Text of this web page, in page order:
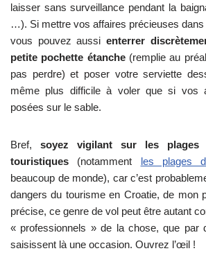
laisser sans surveillance pendant la
…). Si mettre vos affaires précieuses dans
vous pouvez aussi enterrer
petite pochette étanche(remplie au
pas perdre) et poser votre serviette
même plus difficile à voler que si vos
posées sur le sable.
Bref, soyez vigilant sur les plages
touristiques (notamment les plages
beaucoup de monde), car c’est
dangers du tourisme en Croatie, de mon
précise, ce genre de vol peut être autant
« professionnels » de la chose, que par
saisissent là une occasion. Ouvrez l’œil !